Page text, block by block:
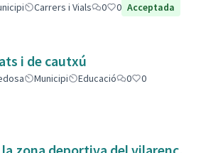
Carrers i Vials 0 0 Acceptada
i de cautxú
Municipi Educació 0
0